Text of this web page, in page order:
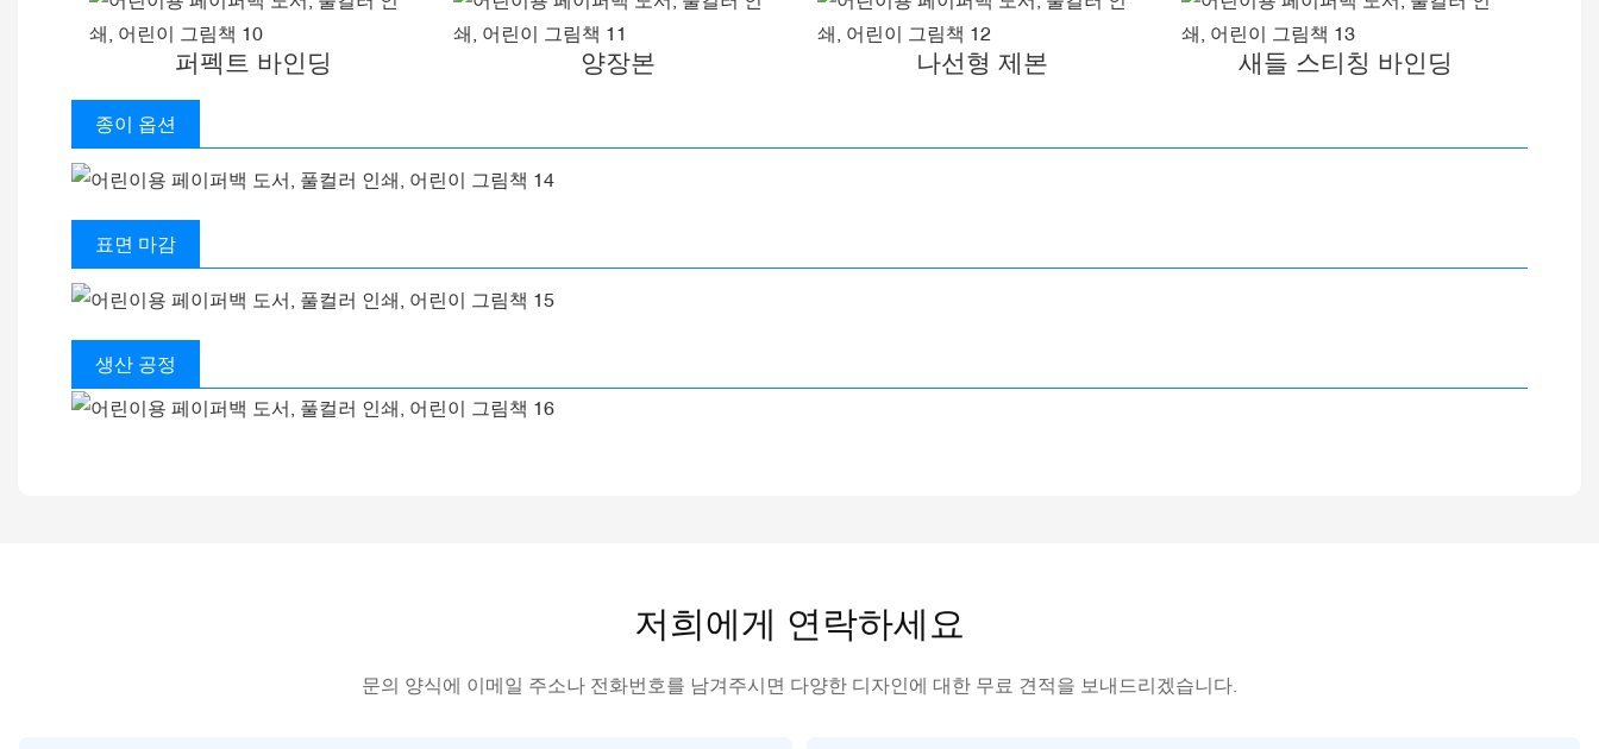
퍼펙트 바인딩 양장본 나선형 제본 새들 스티칭 바인딩
종이 옵션
표면 마감
생산 공정
저희에게 연락하세요
문의 양식에 이메일 주소나 전화번호를 남겨주시면 다양한 디자인에 대한 무료 견적을 보내드리겠습니다.